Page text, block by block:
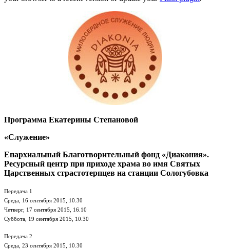
Программа Екатерины Степановой
«Служение»
Епархиальный Благотворительный фонд «Диакония».
Ресурсный центр при приходе храма во имя Святых
Царственных страстотерпцев на станции Сологубовка
Передача 1
Среда, 16 сентября 2015, 10.30
Четверг, 17 сентября 2015, 16.10
Суббота, 19 сентября 2015, 10.30
Передача 2
Среда, 23 сентября 2015, 10.30